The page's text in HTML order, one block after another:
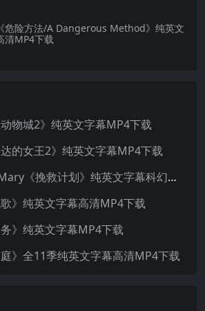
危险方法/A Dangerous Method》纯英文
清MP4下载
物城2》纯英文字幕MP4下载
的女王2》纯英文字幕MP4下载
Project Hail Mary《挽救计划》纯英文字幕科幻电影MP4下载
》纯英文字幕高清MP4下载
》纯英文字幕MP4下载
》全11季纯英文字幕高清MP4下载